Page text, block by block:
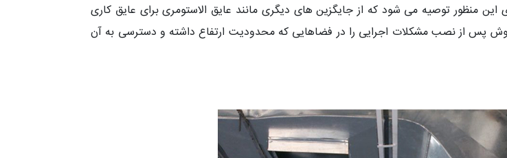
این منظور توصیه می شود که از جایگزین های دیگری مانند عایق الاستومری برای عایق کاری
پس از نصب مشکلات اجرایی را در فضاهایی که محدودیت ارتفاع داشته و دسترسی به آن